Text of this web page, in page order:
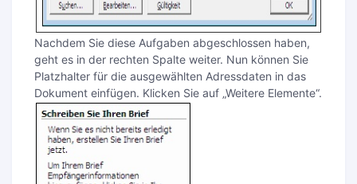
Nachdem Sie diese Aufgaben abgeschlossen haben,
geht es in der rechten Spalte weiter. Nun können Sie
Platzhalter für die ausgewählten Adressdaten in das
Dokument einfügen. Klicken Sie auf „Weitere Elemente“.